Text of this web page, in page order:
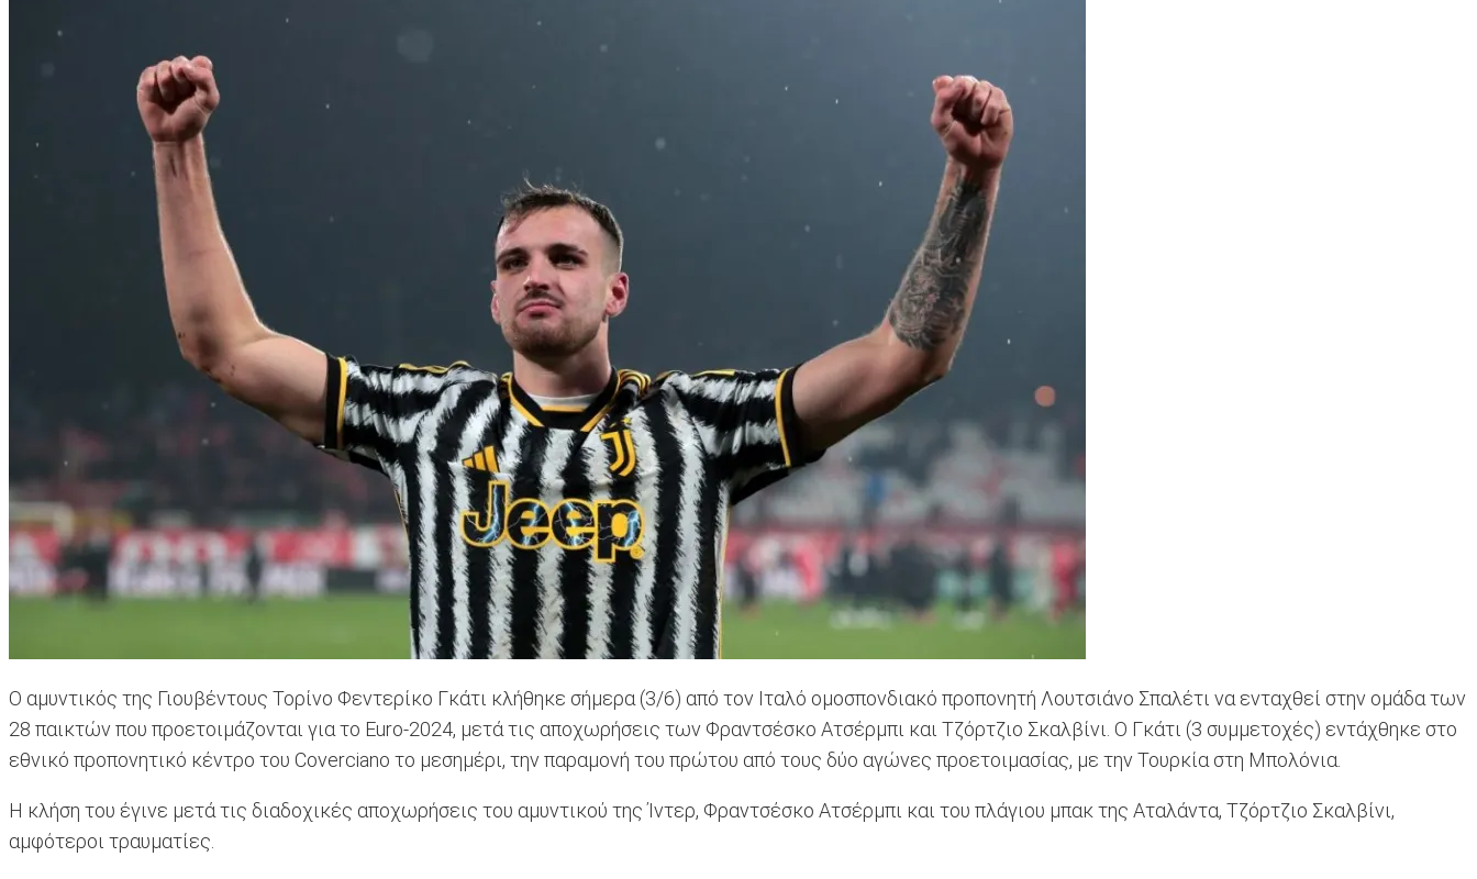
Ο αμυντικός της Γιουβέντους Τορίνο Φεντερίκο Γκάτι κλήθηκε σήμερα (3/6) από τον Ιταλό ομοσπονδιακό προπονητή Λουτσιάνο Σπαλέτι να ενταχθεί στην ομάδα των
28 παικτών που προετοιμάζονται για το Euro-2024, μετά τις αποχωρήσεις των Φραντσέσκο Ατσέρμπι και Τζόρτζιο Σκαλβίνι. Ο Γκάτι (3 συμμετοχές) εντάχθηκε στο
εθνικό προπονητικό κέντρο του Coverciano το μεσημέρι, την παραμονή του πρώτου από τους δύο αγώνες προετοιμασίας, με την Τουρκία στη Μπολόνια.
Η κλήση του έγινε μετά τις διαδοχικές αποχωρήσεις του αμυντικού της Ίντερ, Φραντσέσκο Ατσέρμπι και του πλάγιου μπακ της Αταλάντα, Τζόρτζιο Σκαλβίνι,
αμφότεροι τραυματίες.